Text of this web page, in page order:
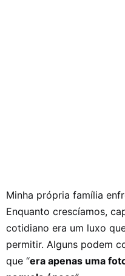
Minha própria família
Enquanto crescíamos,
cotidiano era um luxo
permitir. Alguns podem
que “era apenas uma